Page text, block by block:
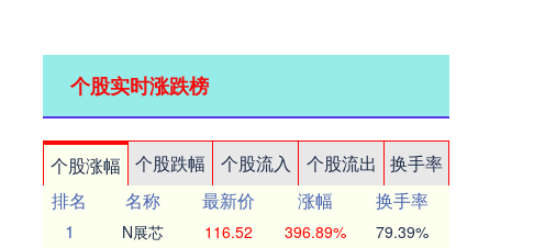
个股实时涨跌榜
个股涨幅 个股跌幅 个股流入 个股流出
换手率
排名
名称 最新价 涨幅
换手率
1
N展芯 116.52 396.89% 79.39%